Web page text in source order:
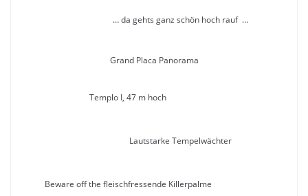
… da gehts ganz schön hoch rauf …
Grand Placa Panorama
Templo I, 47 m hoch
Lautstarke Tempelwächter
Beware off the fleischfressende Killerpalme